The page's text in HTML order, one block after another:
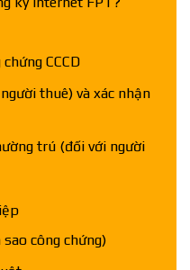
CCCD
thuê) và xác nhận
trú (đối với người
công chứng)